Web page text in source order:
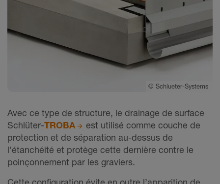
© Schlueter-Systems
Avec ce type de structure, le drainage de surface
Schlüter-TROBA
est utilisé comme couche de
protection et de séparation au-dessus de
l’étanchéité et protège cette dernière contre le
poinçonnement par les graviers.